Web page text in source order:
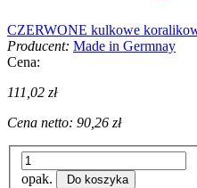
CZERWONE kulkowe
Producent: Made in Germnay
Cena:
111,02 zł
Cena netto: 90,26 zł
opak. Do koszyka